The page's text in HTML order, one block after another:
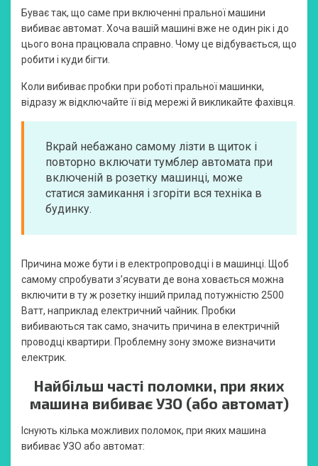
Буває так, що саме при включенні пральної машини
вибиває автомат. Хоча вашій машині вже не один рік і до
цього вона працювала справно. Чому це відбувається, що
робити і куди бігти.
Коли вибиває пробки при роботі пральної машинки,
відразу ж відключайте її від мережі й викликайте фахівця.
Вкрай небажано самому лізти в щиток і
повторно включати тумблер автомата при
включеній в розетку машинці, може
статися замикання і згоріти вся техніка в
будинку.
Причина може бути і в електропроводці і в машинці. Щоб
самому спробувати з’ясувати де вона ховається можна
включити в ту ж розетку інший прилад потужністю 2500
Ватт, наприклад електричний чайник. Пробки
вибиваються так само, значить причина в електричній
проводці квартири. Проблемну зону зможе визначити
електрик.
Найбільш часті поломки, при яких
машина вибиває УЗО (або автомат)
Існують кілька можливих поломок, при яких машина
вибиває УЗО або автомат: